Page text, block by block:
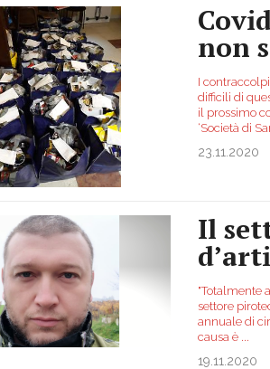
non
I
difficili di
il prossimo
‘Società di
23.11.2020
Il
"Totalmente
settore
annuale di
causa è
19.11.2020